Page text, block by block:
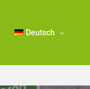
Deutsch